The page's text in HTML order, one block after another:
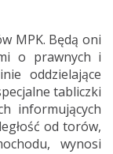
MPK. Będą oni
o prawnych i
oddzielające
tabliczki
informujących
od torów,
wynosi